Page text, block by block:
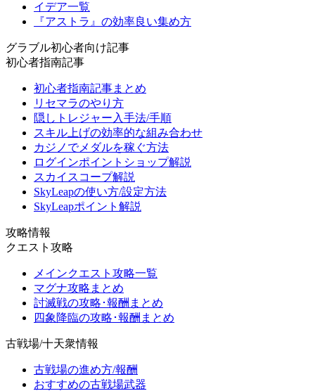
イデア一覧
『アストラ』の効率良い集め方
グラブル初心者向け記事
初心者指南記事
初心者指南記事まとめ
リセマラのやり方
隠しトレジャー入手法/手順
スキル上げの効率的な組み合わせ
カジノでメダルを稼ぐ方法
ログインポイントショップ解説
スカイスコープ解説
SkyLeapの使い方/設定方法
SkyLeapポイント解説
攻略情報
クエスト攻略
メインクエスト攻略一覧
マグナ攻略まとめ
討滅戦の攻略･報酬まとめ
四象降臨の攻略･報酬まとめ
古戦場/十天衆情報
古戦場の進め方/報酬
おすすめの古戦場武器